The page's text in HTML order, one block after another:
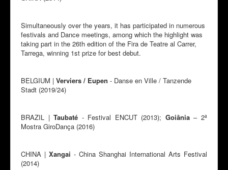
Simultaneously over the years, it has participated in numerous
festivals and Dance meetings, among which the highlight was
taking part in the 26th edition of the Fira de Teatre al Carrer,
Tarrega, winning 1st prize for best debut.
BELGIUM | Verviers / Eupen - Danse en Ville / Tanzende
Stadt (2019/24)
BRAZIL |Taubaté - Festival ENCUT (2013); Goiânia– 2ª
Mostra GiroDança (2016)
CHINA | Xangai - China Shanghai International Arts Festival
(2014)